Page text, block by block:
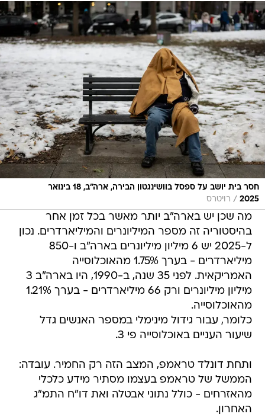
חסר בית יושב על ספסל בוושינגטון הבירה, ארה"ב, 18 בינואר
2025
/ רויטרס
מה שכן יש בארה"ב יותר מאשר בכל זמן אחר
בהיסטוריה זה מספר המיליונרים והמיליארדרים. נכון
ל-2025 יש 6 מיליון מיליונרים בארה"ב ו-850
מיליארדרים - בערך 1.75% מהאוכלוסייה
האמריקאית. לפני 35 שנה, ב-1990, היו בארה"ב 3
מיליון מיליונרים ורק 66 מיליארדרים - בערך 1.21%
מהאוכלוסייה.
כלומר, עבור גידול מינימלי במספר האנשים גדל
שיעור העניים באוכלוסייה פי 3.
ותחת דונלד טראמפ, המצב הזה רק החמיר. עובדה:
הממשל של טראמפ בעצמו מסתיר מידע כלכלי
מהאזרחים - כולל נתוני אבטלה ואת דו"ח התמ"ג
האחרון.